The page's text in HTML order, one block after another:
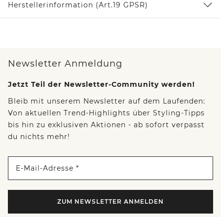
Herstellerinformation (Art.19 GPSR)
Newsletter Anmeldung
Jetzt Teil der Newsletter-Community werden!
Bleib mit unserem Newsletter auf dem Laufenden:
Von aktuellen Trend-Highlights über Styling-Tipps
bis hin zu exklusiven Aktionen - ab sofort verpasst
du nichts mehr!
E-Mail-Adresse *
ZUM NEWSLETTER ANMELDEN